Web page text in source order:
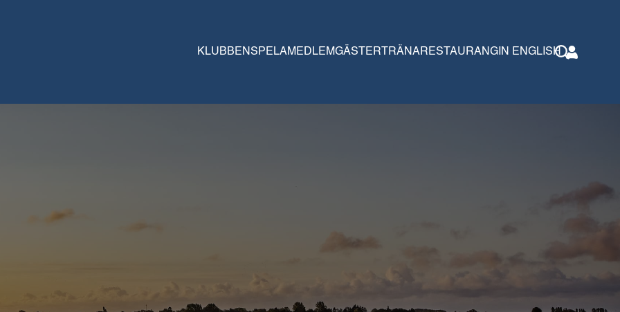
KLUBBENSPELAMEDLEMGÄSTERTRÄNARESTAURANG IN ENGLISH